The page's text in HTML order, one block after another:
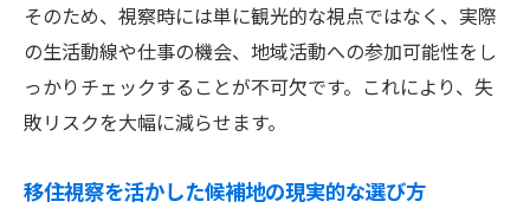
そのため、視察時には単に観光的な視点ではなく、実際
の生活動線や仕事の機会、地域活動への参加可能性をし
っかりチェックすることが不可欠です。これにより、失
敗リスクを大幅に減らせます。
移住視察を活かした候補地の現実的な選び方